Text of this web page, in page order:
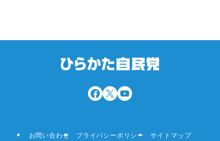
お問い合わせ プライバシーポリシー サイトマップ